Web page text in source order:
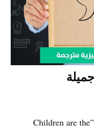
عبارات عن الطفولة بالانجليزي !”Children are the